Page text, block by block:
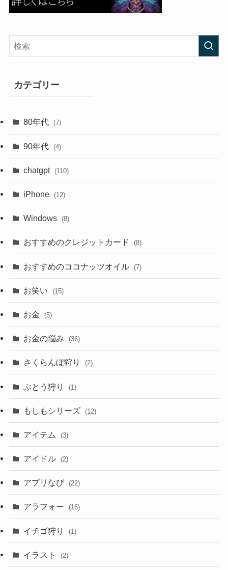
カテゴリー
80年代 (7)
90年代 (4)
chatgpt (110)
iPhone (12)
Windows (8)
おすすめのクレジットカード (8)
おすすめのココナッツオイル (7)
お笑い (15)
お金 (5)
お金の悩み (36)
さくらんぼ狩り (2)
ぶとう狩り (1)
もしもシリーズ (12)
アイテム (3)
アイドル (2)
アプリなび (22)
アラフォー (16)
イチゴ狩り (1)
イラスト (2)